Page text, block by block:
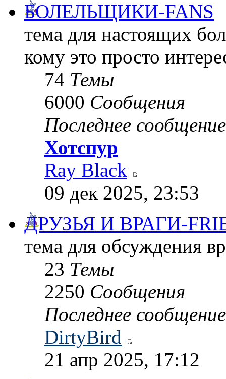
БОЛЕЛЬЩИКИ-FANS
тема для настоящих
кому это просто
74 Темы
6000 Сообщения
Последнее сообщение
Хотспур
Ray Black
09 дек 2025, 23:53
ДРУЗЬЯ И ВРАГИ-
тема для обсуждения
23 Темы
2250 Сообщения
Последнее сообщение
DirtyBird
21 апр 2025, 17:12